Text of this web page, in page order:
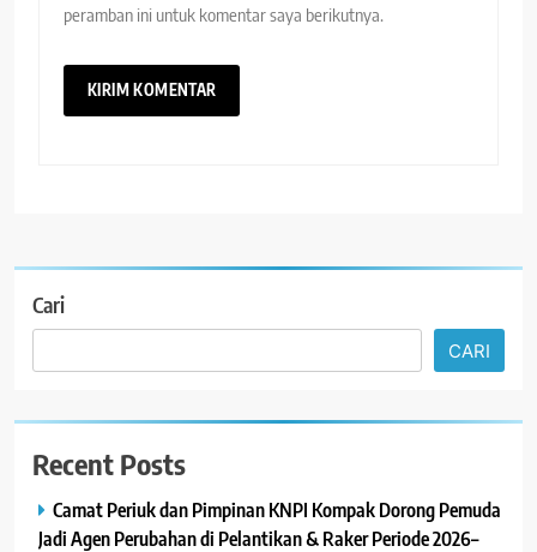
peramban ini untuk komentar saya berikutnya.
Cari
CARI
Recent Posts
Camat Periuk dan Pimpinan KNPI Kompak Dorong Pemuda
Jadi Agen Perubahan di Pelantikan & Raker Periode 2026–